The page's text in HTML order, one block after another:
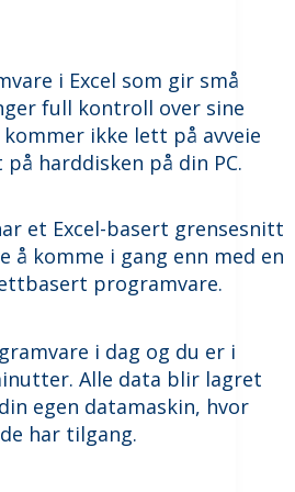
i Excel som gir små
full kontroll over sine
ikke lett på avveie
harddisken på din PC.
et Excel-basert grensesnitt
å komme i gang enn med en
programvare.
i dag og du er i
Alle data blir lagret
egen datamaskin, hvor
har tilgang.